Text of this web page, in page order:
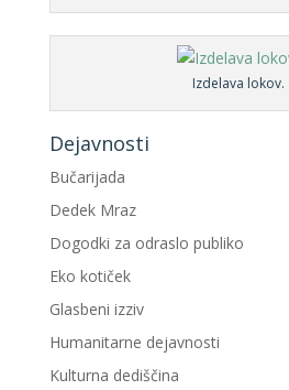
Izdelava lokov.
Dejavnosti
Bučarijada
Dedek Mraz
Dogodki za odraslo publiko
Eko kotiček
Glasbeni izziv
Humanitarne dejavnosti
Kulturna dediščina